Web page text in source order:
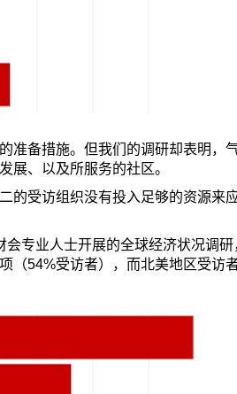
准备措施。但我们的调研却表明，
展、以及所服务的社区。
受访组织没有投入足够的资源来
专业人士开展的全球经济状况调
（54%受访者），而北美地区受访